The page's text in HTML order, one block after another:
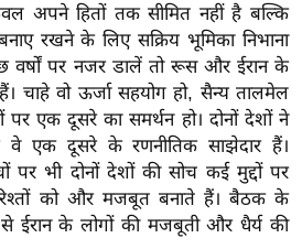
अपने हितों तक सीमित नहीं है बल्कि
बनाए रखने के लिए सक्रिय भूमिका निभाना
वर्षों पर नजर डालें तो रूस और ईरान के
चाहे वो ऊर्जा सहयोग हो, सैन्य तालमेल
पर एक दूसरे का समर्थन हो। दोनों देशों ने
वे एक दूसरे के रणनीतिक साझेदार हैं।
भी दोनों देशों की सोच कई मुद्दों पर
को और मजबूत बनाते हैं। बैठक के
ईरान के लोगों की मजबूती और धैर्य की